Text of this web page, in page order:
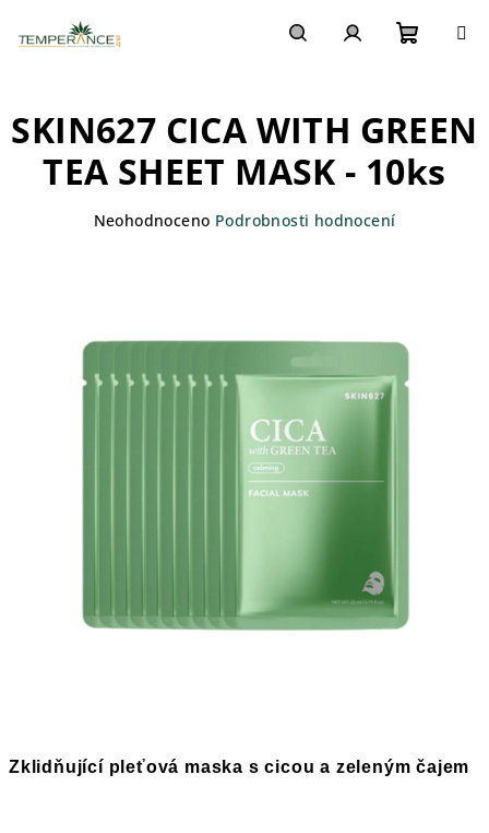
obsah
košík
Zklidňující pleťová maska s cicou a zeleným čajem
SKIN627 CICA WITH GREEN
TEA SHEET MASK - 10ks
Průměrné
hvězdiček.
Neohodnoceno Podrobnosti hodnocení